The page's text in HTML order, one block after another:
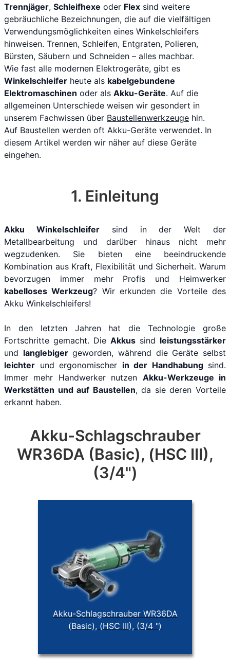
Trennjäger, Schleifhexe oder Flex sind weitere
gebräuchliche Bezeichnungen, die auf die vielfältigen
Verwendungsmöglichkeiten eines Winkelschleifers
hinweisen. Trennen, Schleifen, Entgraten, Polieren,
Bürsten, Säubern und Schneiden – alles machbar.
Wie fast alle modernen Elektrogeräte, gibt es
Winkelschleifer heute als kabelgebundene
Elektromaschinen oder als Akku-Geräte. Auf die
allgemeinen Unterschiede weisen wir gesondert in
unserem Fachwissen über Baustellenwerkzeuge hin.
Auf Baustellen werden oft Akku-Geräte verwendet. In
diesem Artikel werden wir näher auf diese Geräte
eingehen.
1. Einleitung
Akku Winkelschleifersind in der Welt der
Metallbearbeitung und darüber hinaus nicht mehr
wegzudenken. Sie bieten eine beeindruckende
Kombination aus Kraft, Flexibilität und Sicherheit. Warum
bevorzugen immer mehr Profis und Heimwerker
kabelloses Werkzeug? Wir erkunden die Vorteile des
Akku Winkelschleifers!
In den letzten Jahren hat die Technologie große
Fortschritte gemacht. Die Akkus sind leistungsstärker
und langlebigergeworden, während die Geräte selbst
leichter und ergonomischer in der Handhabungsind.
Immer mehr Handwerker nutzen Akku-Werkzeuge in
Werkstätten und auf Baustellen, da sie deren Vorteile
erkannt haben.
Akku-Schlagschrauber
WR36DA (Basic), (HSC III),
(3/4")
Akku-Schlagschrauber WR36DA
(Basic), (HSC III), (3/4 ")